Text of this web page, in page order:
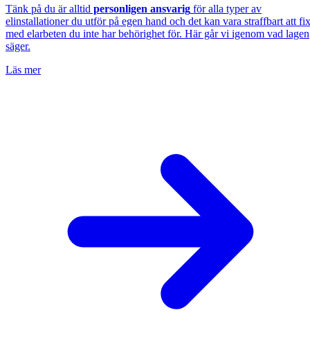
Tänk på du är alltid personligen ansvarig för alla typer av
elinstallationer du utför på egen hand och det kan vara straffbart att
med elarbeten du inte har behörighet för. Här går vi igenom vad lagen
säger.
Läs mer